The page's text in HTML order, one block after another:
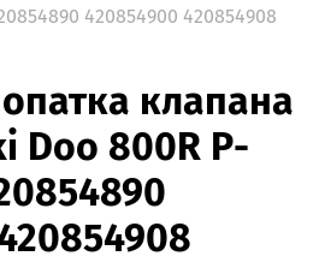
420854900 420854908
клапана
Doo 800R P-